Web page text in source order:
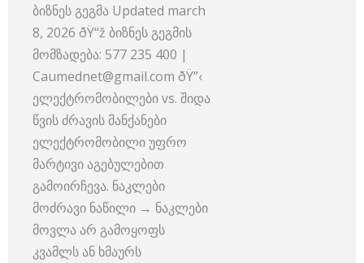
ბიზნეს გეგმა Updated march
8, 2026 ðŸ“ž ბიზნეს გეგმის
მომზადება: 577 235 400 |
Caumednet@gmail.com ðŸ”‹
ელექტრომობილები vs. შიდა
წვის ძრავის მანქანები
ელექტრომობილი უფრო
მარტივი აგებულებით
გამოირჩევა. ნაკლები
მოძრავი ნაწილი → ნაკლები
მოვლა არ გამოყოფს
კვამლს ან ხმაურს